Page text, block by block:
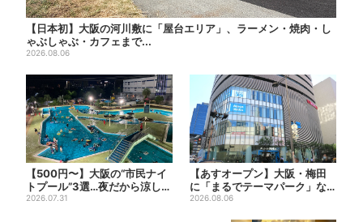
【日本初】大阪の河川敷に「屋台エリア」、ラーメン・焼肉・し
ゃぶしゃぶ・カフェまで...
2026.08.06
【500円〜】大阪の“市民ナイ
トプール”3選…夜だから涼しい
＆コスパ最強
2026.07.31
【あすオープン】大阪・梅田
に「まるでテーマパーク」な
巨大スポーツ店、461ブラン...
2026.08.06